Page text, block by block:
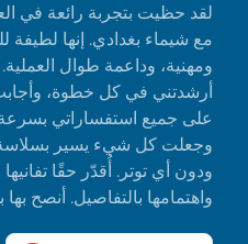
لقد حظيت بتجربة رائعة في
مع شيماء بغدادي. إنها لطيفة
ومهنية، وداعمة طوال العملية.
أرشدتني في كل خطوة،
على جميع استفساراتي
وجعلت كل شيء يسير
ودون أي توتر. أُقدّر حقًا تفانيها
واهتمامها بالتفاصيل. أنصح